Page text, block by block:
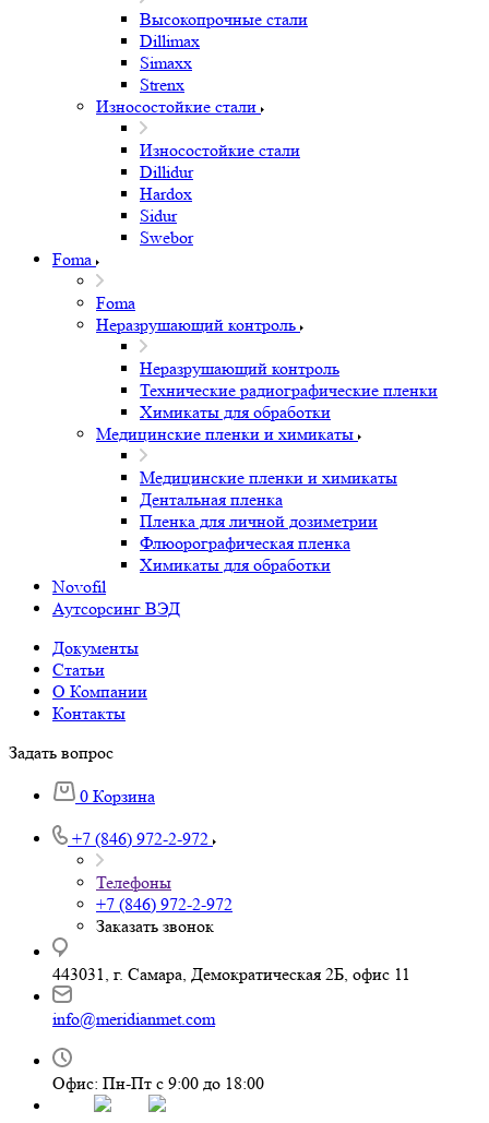
Высокопрочные стали
Dillimax
Simaxx
Strenx
Износостойкие стали
Износостойкие стали
Dillidur
Hardox
Sidur
Swebor
Foma
Foma
Неразрушающий контроль
Неразрушающий контроль
Технические радиографические пленки
Химикаты для обработки
Медицинские пленки и химикаты
Медицинские пленки и химикаты
Дентальная пленка
Пленка для личной дозиметрии
Флюорографическая пленка
Химикаты для обработки
Novofil
Аутсорсинг ВЭД
Документы
Статьи
О Компании
Контакты
Задать вопрос
0 Корзина
+7 (846) 972-2-972
Телефоны
+7 (846) 972-2-972
Заказать звонок
443031, г. Самара, Демократическая 2Б, офис 11
info@meridianmet.com
Офис: Пн-Пт с 9:00 до 18:00